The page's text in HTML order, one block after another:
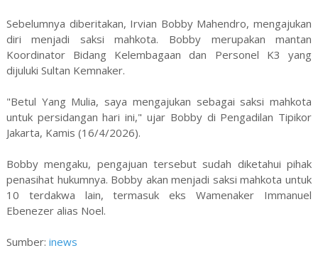
Sebelumnya diberitakan, Irvian Bobby Mahendro, mengajukan
diri menjadi saksi mahkota. Bobby merupakan mantan
Koordinator Bidang Kelembagaan dan Personel K3 yang
dijuluki Sultan Kemnaker.
"Betul Yang Mulia, saya mengajukan sebagai saksi mahkota
untuk persidangan hari ini," ujar Bobby di Pengadilan Tipikor
Jakarta, Kamis (16/4/2026).
Bobby mengaku, pengajuan tersebut sudah diketahui pihak
penasihat hukumnya. Bobby akan menjadi saksi mahkota untuk
10 terdakwa lain, termasuk eks Wamenaker Immanuel
Ebenezer alias Noel.
Sumber: inews